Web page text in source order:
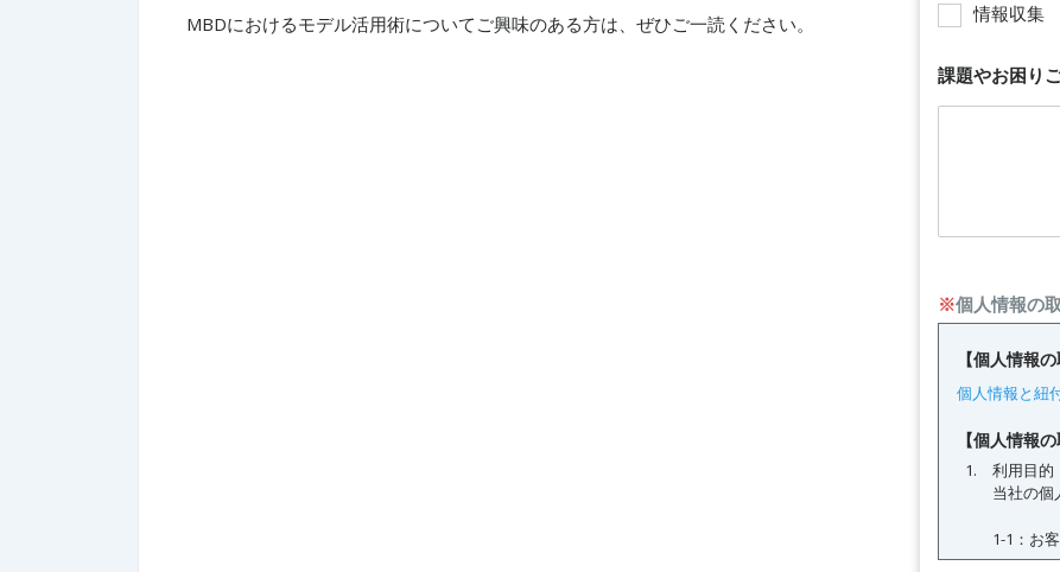
MBDにおけるモデル活用術についてご興味のある方は、ぜひご一読ください。​​ ​
情報収集
課題やお困り
※個人情報の